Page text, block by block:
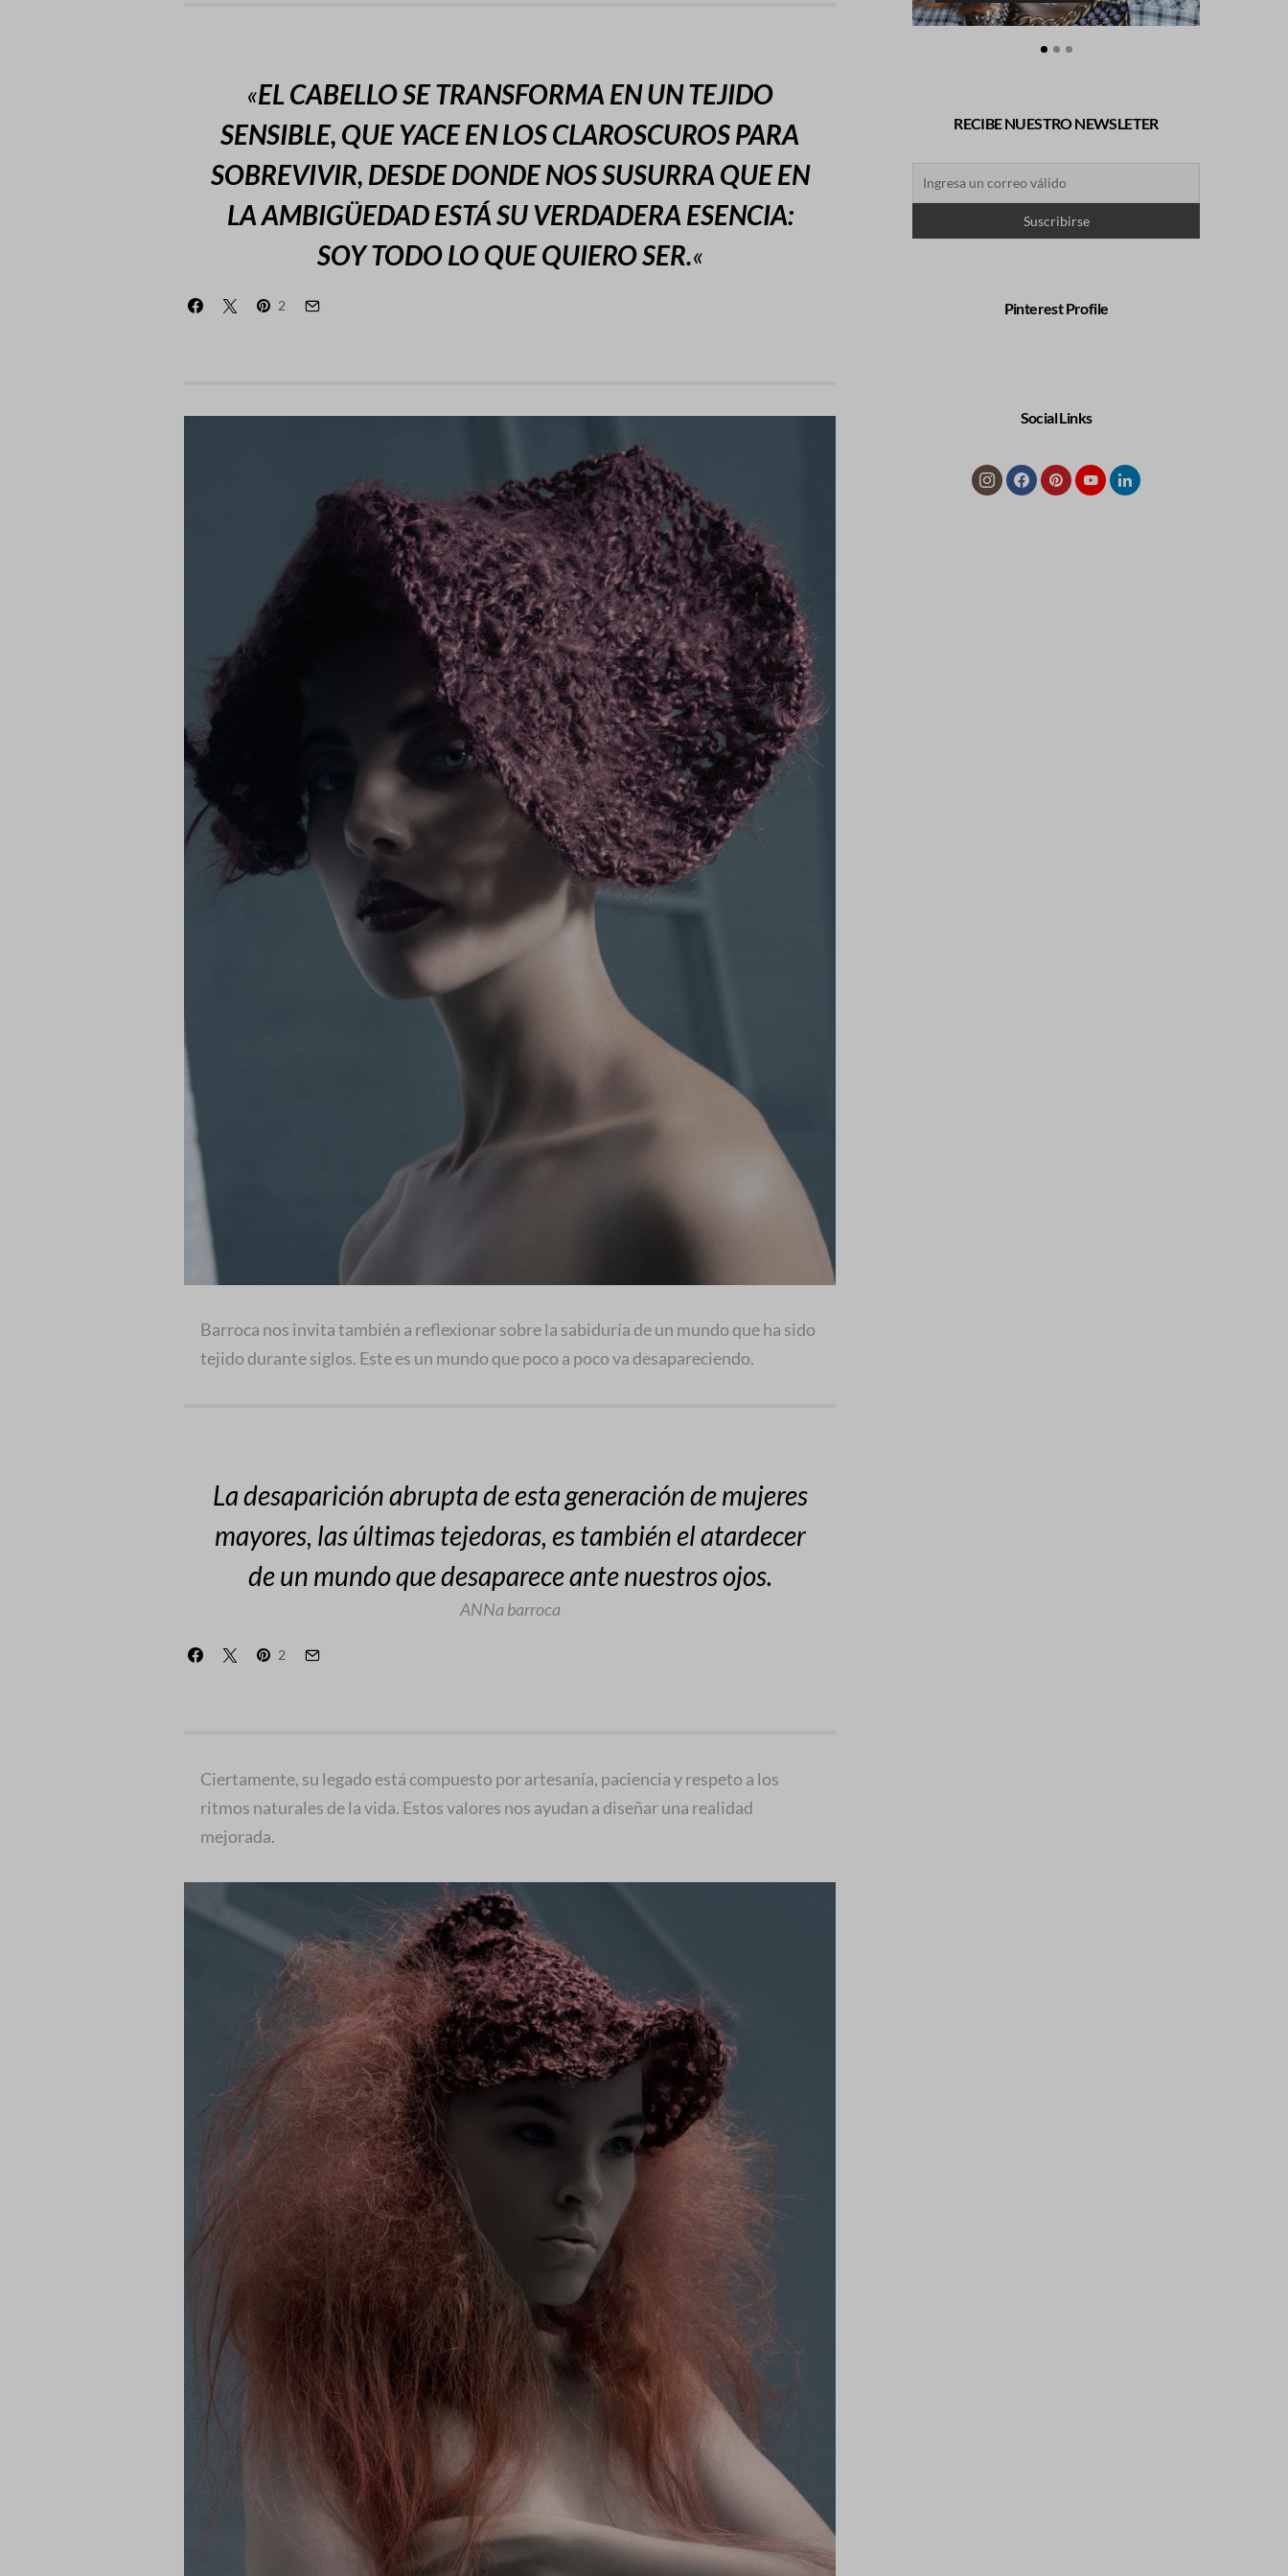
«EL CABELLO SE TRANSFORMA EN UN TEJIDO
SENSIBLE, QUE YACE EN LOS CLAROSCUROS PARA
SOBREVIVIR, DESDE DONDE NOS SUSURRA QUE EN
LA AMBIGÜEDAD ESTÁ SU VERDADERA ESENCIA:
SOY TODO LO QUE QUIERO SER.«
2
Barroca nos invita también a reflexionar sobre la sabiduría de un mundo que ha sido
tejido durante siglos. Este es un mundo que poco a poco va desapareciendo.
La desaparición abrupta de esta generación de mujeres
mayores, las últimas tejedoras, es también el atardecer
de un mundo que desaparece ante nuestros ojos.
ANNa barroca
2
Ciertamente, su legado está compuesto por artesanía, paciencia y respeto a los
ritmos naturales de la vida. Estos valores nos ayudan a diseñar una realidad
mejorada.
RECIBE NUESTRO NEWSLETER
Pinterest Profile
Social Links